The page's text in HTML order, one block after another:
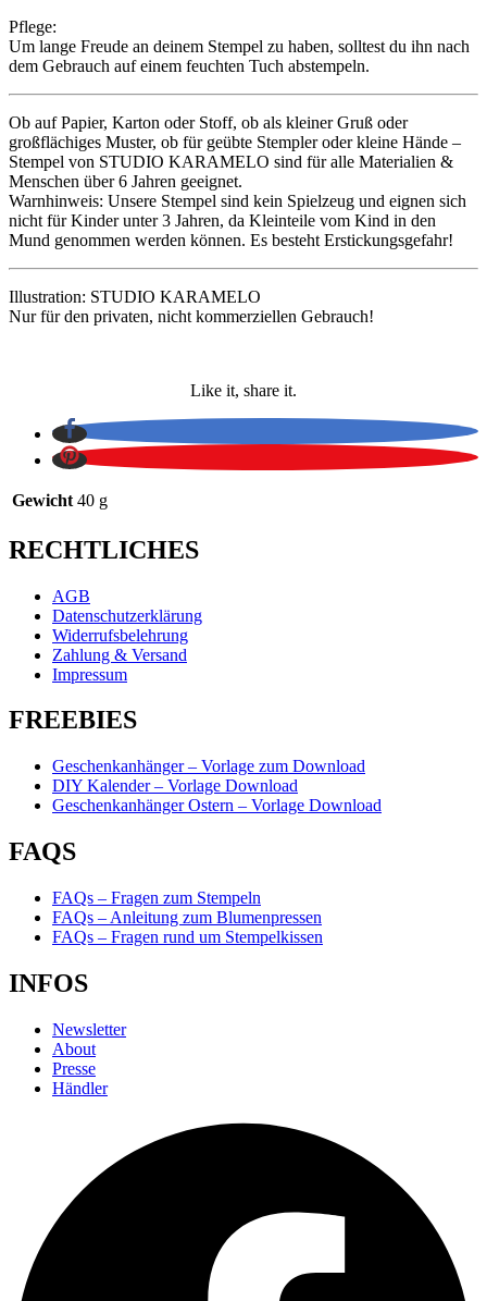
Pflege:
Um lange Freude an deinem Stempel zu haben, solltest du ihn nach
dem Gebrauch auf einem feuchten Tuch abstempeln.
Ob auf Papier, Karton oder Stoff, ob als kleiner Gruß oder
großflächiges Muster, ob für geübte Stempler oder kleine Hände –
Stempel von STUDIO KARAMELO sind für alle Materialien &
Menschen über 6 Jahren geeignet.
Warnhinweis: Unsere Stempel sind kein Spielzeug und eignen sich
nicht für Kinder unter 3 Jahren, da Kleinteile vom Kind in den
Mund genommen werden können. Es besteht Erstickungsgefahr!
Illustration: STUDIO KARAMELO
Nur für den privaten, nicht kommerziellen Gebrauch!
Like it, share it.
Gewicht 40 g
RECHTLICHES
AGB
Datenschutzerklärung
Widerrufsbelehrung
Zahlung & Versand
Impressum
FREEBIES
Geschenkanhänger – Vorlage zum Download
DIY Kalender – Vorlage Download
Geschenkanhänger Ostern – Vorlage Download
FAQS
FAQs – Fragen zum Stempeln
FAQs – Anleitung zum Blumenpressen
FAQs – Fragen rund um Stempelkissen
INFOS
Newsletter
About
Presse
Händler